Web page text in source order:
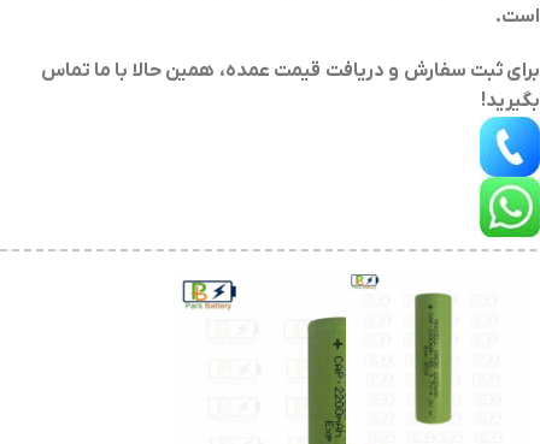
است.
برای ثبت سفارش و دریافت قیمت عمده، همین حالا با ما تماس
بگیرید!